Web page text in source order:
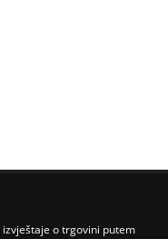
o trgovini putem